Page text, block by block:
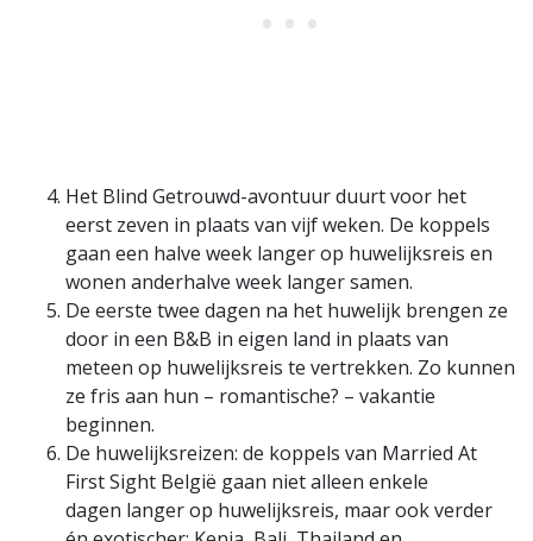
Het Blind Getrouwd-avontuur duurt voor het
eerst zeven in plaats van vijf weken. De koppels
gaan een halve week langer op huwelijksreis en
wonen anderhalve week langer samen.
De eerste twee dagen na het huwelijk brengen ze
door in een B&B in eigen land in plaats van
meteen op huwelijksreis te vertrekken. Zo kunnen
ze fris aan hun – romantische? – vakantie
beginnen.
De huwelijksreizen: de koppels van Married At
First Sight België gaan niet alleen enkele
dagen langer op huwelijksreis, maar ook verder